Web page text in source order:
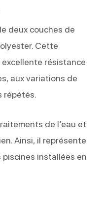
deux couches de
Cette
résistance
aux variations de
répétés.
de l’eau et
Ainsi, il représente
installées en